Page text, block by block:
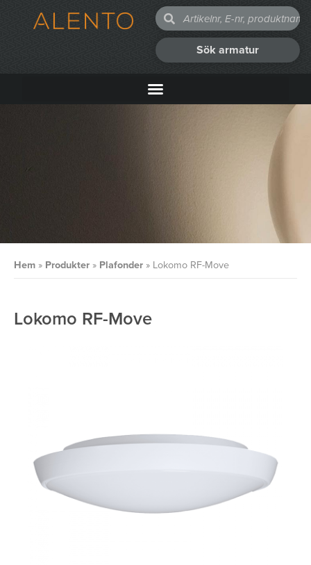
Sök armatur
Hem » Produkter » Plafonder » Lokomo RF-Move
Lokomo RF-Move